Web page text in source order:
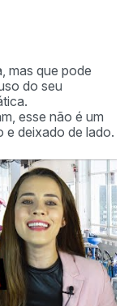
mas que pode
do seu
esse não é um
e deixado de lado.